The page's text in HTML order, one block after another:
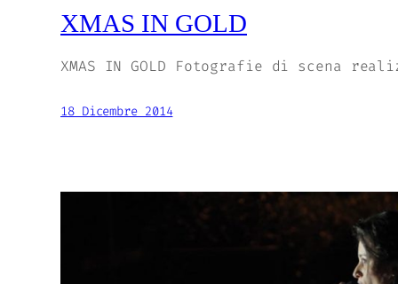
XMAS IN GOLD
XMAS IN GOLD Fotografie di scena
18 Dicembre 2014